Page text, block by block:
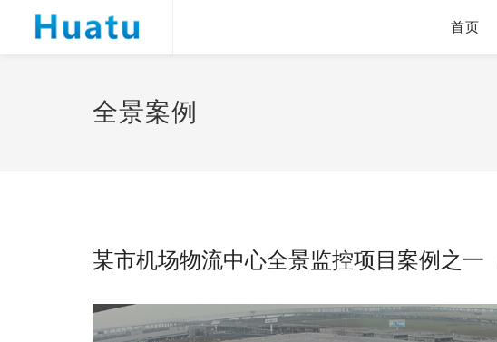
首页
全景案例
某市机场物流中心全景监控项目案例之一